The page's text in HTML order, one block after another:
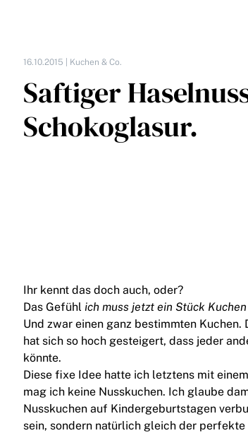
16.10.2015 | Kuchen & Co.
Saftiger
Schokoglasur.
Ihr kennt das doch auch, oder?
Das Gefühl ich muss jetzt ein Stück
Und zwar einen ganz bestimmten
hat sich so hoch gesteigert, dass jeder
könnte.
Diese fixe Idee hatte ich letztens mit
mag ich keine Nusskuchen. Ich glaube
Nusskuchen auf Kindergeburtstagen
sein, sondern natürlich gleich der